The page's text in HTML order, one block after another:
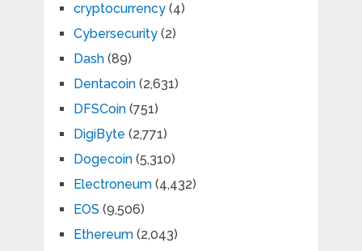
cryptocurrency(4)
Cybersecurity(2)
Dash(89)
Dentacoin(2,631)
DFSCoin(751)
DigiByte (2,771)
Dogecoin(5,310)
Electroneum(4,432)
EOS (9,506)
Ethereum(2,043)